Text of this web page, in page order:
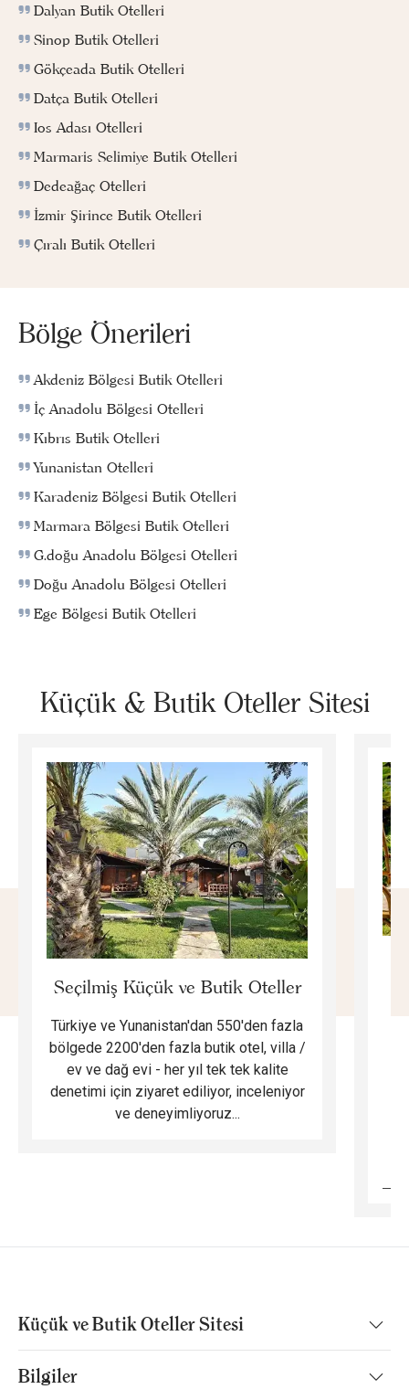
Dalyan Butik Otelleri
Sinop Butik Otelleri
Gökçeada Butik Otelleri
Datça Butik Otelleri
Ios Adası Otelleri
Marmaris Selimiye Butik Otelleri
Dedeağaç Otelleri
İzmir Şirince Butik Otelleri
Çıralı Butik Otelleri
Bölge Önerileri
Akdeniz Bölgesi Butik Otelleri
İç Anadolu Bölgesi Otelleri
Kıbrıs Butik Otelleri
Yunanistan Otelleri
Karadeniz Bölgesi Butik Otelleri
Marmara Bölgesi Butik Otelleri
G.doğu Anadolu Bölgesi Otelleri
Doğu Anadolu Bölgesi Otelleri
Ege Bölgesi Butik Otelleri
Küçük & Butik Oteller Sitesi
Seçilmiş Küçük ve Butik Oteller
Türkiye ve Yunanistan'dan 550'den fazla
bölgede 2200'den fazla butik otel, villa /
ev ve dağ evi - her yıl tek tek kalite
denetimi için ziyaret ediliyor, inceleniyor
ve deneyimliyoruz...
Küçük ve Butik Oteller Sitesi
Bilgiler